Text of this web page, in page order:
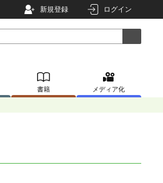
新規登録 ログイン
書籍 メディア化